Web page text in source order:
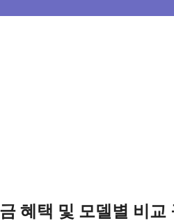
혜택 및 모델별 비교